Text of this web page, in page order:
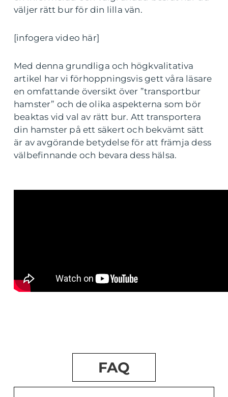
väljer rätt bur för din lilla vän.
[infogera video här]
Med denna grundliga och högkvalitativa
artikel har vi förhoppningsvis gett våra läsare
en omfattande översikt över ”transportbur
hamster” och de olika aspekterna som bör
beaktas vid val av rätt bur. Att transportera
din hamster på ett säkert och bekvämt sätt
är av avgörande betydelse för att främja dess
välbefinnande och bevara dess hälsa.
FAQ